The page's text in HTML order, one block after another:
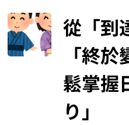
從「到
「終
鬆掌握
り」